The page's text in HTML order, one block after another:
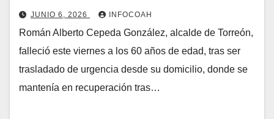
JUNIO 6, 2026 INFOCOAH
Román Alberto Cepeda González, alcalde de Torreón,
falleció este viernes a los 60 años de edad, tras ser
trasladado de urgencia desde su domicilio, donde se
mantenía en recuperación tras…